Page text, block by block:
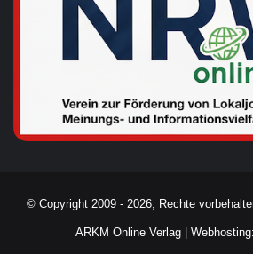
© Copyright 2009 - 2026, Rechte
ARKM Online Verlag |